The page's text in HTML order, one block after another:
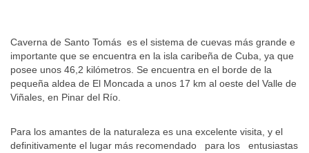
Caverna de Santo Tomás es el sistema de cuevas más grande e
importante que se encuentra en la isla caribeña de Cuba, ya que
posee unos 46,2 kilómetros. Se encuentra en el borde de la
pequeña aldea de El Moncada a unos 17 km al oeste del Valle de
Viñales, en Pinar del Río.
Para los amantes de la naturaleza es una excelente visita, y el
definitivamente el lugar más recomendado para los entusiastas